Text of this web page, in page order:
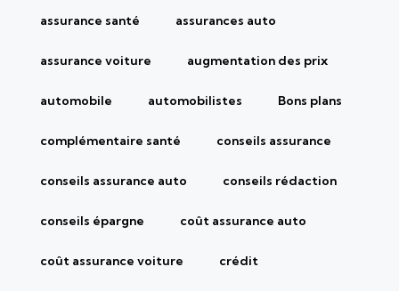
assurance santé assurances auto
assurance voiture augmentation des prix
automobile automobilistes Bons plans
complémentaire santé conseils assurance
conseils assurance auto conseils rédaction
conseils épargne coût assurance auto
coût assurance voiture crédit